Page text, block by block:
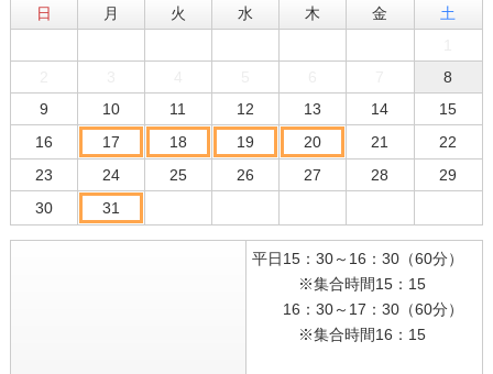
日
月 火 水 木 金
土
8
9
10 11 12 13 14
15
16
17 18 19 20 21
22
23
24 25 26 27 28
29
30
31
平日15：30～16：30（60分）
※集合時間15：15
16：30～17：30（60分）
※集合時間16：15